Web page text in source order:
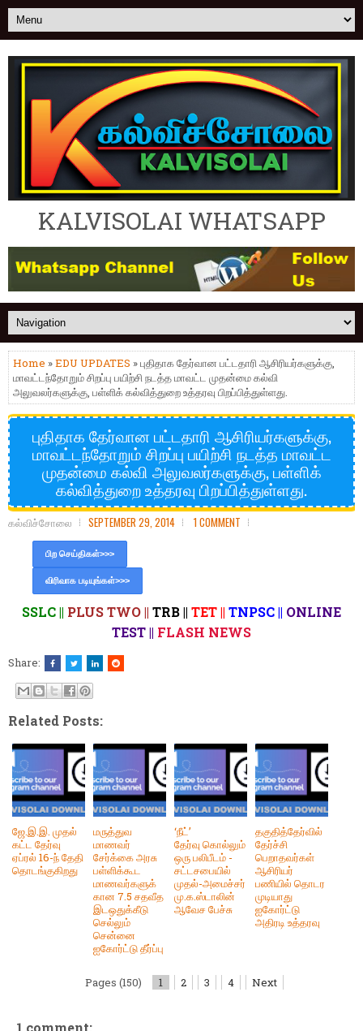
KALVISOLAI WHATSAPP
Home »EDU UPDATES » புதிதாக தேர்வான பட்டதாரி ஆசிரியர்களுக்கு,
மாவட்டந்தோறும் சிறப்பு பயிற்சி நடத்த மாவட்ட முதன்மை கல்வி
அலுவலர்களுக்கு, பள்ளிக் கல்வித்துறை உத்தரவு பிறப்பித்துள்ளது.
புதிதாக தேர்வான பட்டதாரி ஆசிரியர்களுக்கு,
மாவட்டந்தோறும் சிறப்பு பயிற்சி நடத்த மாவட்ட
முதன்மை கல்வி அலுவலர்களுக்கு, பள்ளிக்
கல்வித்துறை உத்தரவு பிறப்பித்துள்ளது.
கல்விச்சோலை SEPTEMBER 29, 2014 1 COMMENT
பிற செய்திகள்>>>
விரிவாக படியுங்கள்>>>
SSLC || PLUS TWO || TRB || TET || TNPSC || ONLINE
TEST || FLASH NEWS
Share:
Related Posts:
ஜே.இ.இ. முதல்
கட்ட தேர்வு
ஏப்ரல் 16-ந் தேதி
தொடங்குகிறது
மருத்துவ
மாணவர்
சேர்க்கை அரசு
பள்ளிக்கூட
மாணவர்களுக்
கான 7.5 சதவீத
இடஒதுக்கீடு
செல்லும்
சென்னை
ஐகோர்ட்டு தீர்ப்பு
‘நீட்’
தேர்வு கொல்லும்
ஒரு பலிபீடம் -
சட்டசபையில்
முதல்-அமைச்சர்
மு.க.ஸ்டாலின்
ஆவேச பேச்சு
தகுதித்தேர்வில்
தேர்ச்சி
பெறாதவர்கள்
ஆசிரியர்
பணியில் தொடர
முடியாது
ஐகோர்ட்டு
அதிரடி உத்தரவு
Pages (150) 1 2 3 4 Next
1 comment: